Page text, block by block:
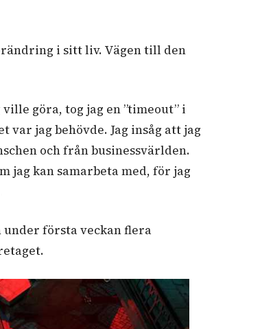
i sitt liv. Vägen till den
göra, tog jag en ”timeout” i
var jag behövde. Jag insåg att jag
och från businessvärlden.
jag kan samarbeta med, för jag
under första veckan flera